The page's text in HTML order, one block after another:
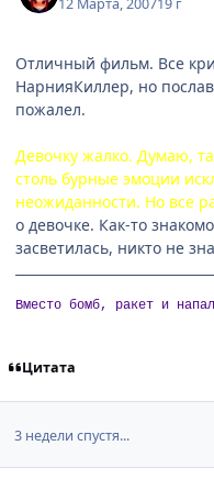
12 Марта, 200719 г
Отличный фильм. Все
НарнияКиллер, но
пожалел.
Девочку жалко. Думаю,
столь бурные эмоции
неожиданности. Но все
о девочке. Как-то
засветилась, никто не
Вместо бомб, ракет и
Цитата
3 недели спустя...